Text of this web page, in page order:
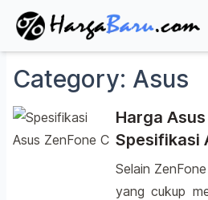
Category: Asus
Harga
Spesifikasi
Jutaan
Selain
yang cukup